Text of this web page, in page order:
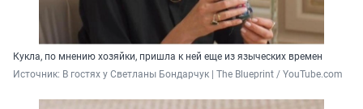
Кукла, по мнению хозяйки, пришла к ней еще из языческих времен
Источник: В гостях у Светланы Бондарчук | The Blueprint / YouTube.com